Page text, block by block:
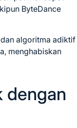
ByteDance
algoritma adiktif
menghabiskan
dengan